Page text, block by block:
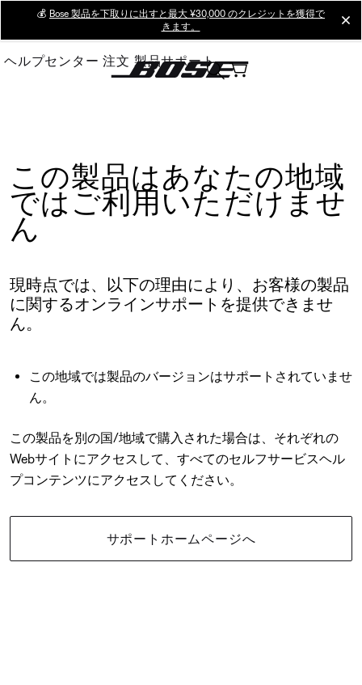
Main
💰 Bose 製品を下取りに出すと最大 ¥30,000 のクレジットを獲得で
きます。
ヘルプセンター 注文 製品サポート
この製品はあなたの地域
ではご利用いただけませ
ん
現時点では、以下の理由により、お客様の製品
に関するオンラインサポートを提供できませ
ん。
この地域では製品のバージョンはサポートされていませ
ん。
この製品を別の国/地域で購入された場合は、それぞれの
Webサイトにアクセスして、すべてのセルフサービスヘル
プコンテンツにアクセスしてください。
サポートホームページへ